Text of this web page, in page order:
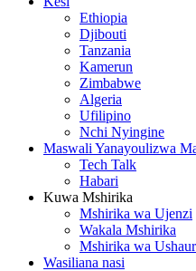
Ethiopia
Djibouti
Tanzania
Kamerun
Zimbabwe
Algeria
Ufilipino
Nchi Nyingine
Maswali Yanayoulizwa
Tech Talk
Habari
Kuwa Mshirika
Mshirika wa Ujenzi
Wakala Mshirika
Mshirika wa
Wasiliana nasi